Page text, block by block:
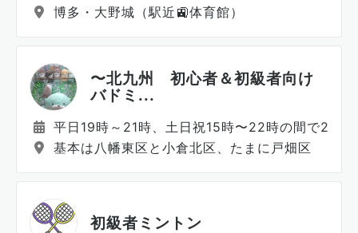
博多・大野城（駅近🚉体育館）
〜北九州 初心者＆初級者向け
バドミ...
平日19時～21時、土日祝15時〜22時の間で2～4
基本は八幡東区と小倉北区、たまに戸畑区
初級者ミントン